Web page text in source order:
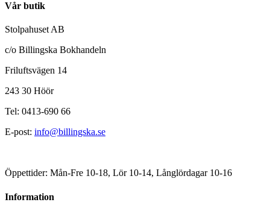
Vår butik
Stolpahuset AB
c/o Billingska Bokhandeln
Friluftsvägen 14
243 30 Höör
Tel: 0413-690 66
E-post: info@billingska.se
Öppettider: Mån-Fre 10-18, Lör 10-14, Långlördagar 10-16
Information